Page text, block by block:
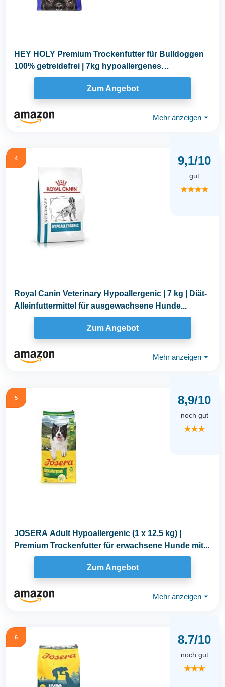
HEY HOLY Premium Trockenfutter für Bulldoggen
100% getreidefrei | 7kg hypoallergenes
Hundefutter...
Zum Angebot
Mehr anzeigen ⏷
4 9,1/10
gut
★★★★
Royal Canin Veterinary Hypoallergenic | 7 kg | Diät-
Alleinfuttermittel für ausgewachsene Hunde...
Zum Angebot
Mehr anzeigen ⏷
5 8,9/10
noch gut
★★★
JOSERA Adult Hypoallergenic (1 x 12,5 kg) |
Premium Trockenfutter für erwachsene Hunde mit...
Zum Angebot
Mehr anzeigen ⏷
6 8.7/10
noch gut
★★★